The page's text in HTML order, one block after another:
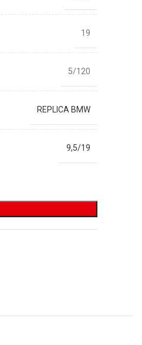
19
5/120
REPLICA BMW
9,5/19